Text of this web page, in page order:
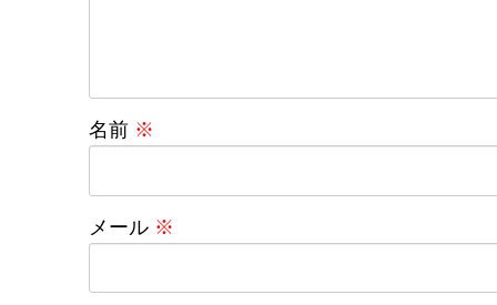
名前 ※
メール ※